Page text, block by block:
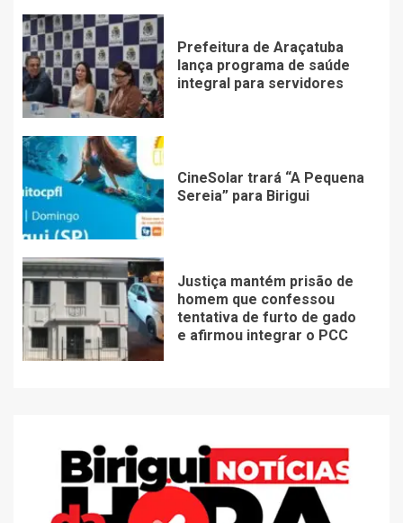
Prefeitura de Araçatuba
lança programa de saúde
integral para servidores
CineSolar trará “A Pequena
Sereia” para Birigui
Justiça mantém prisão de
homem que confessou
tentativa de furto de gado
e afirmou integrar o PCC